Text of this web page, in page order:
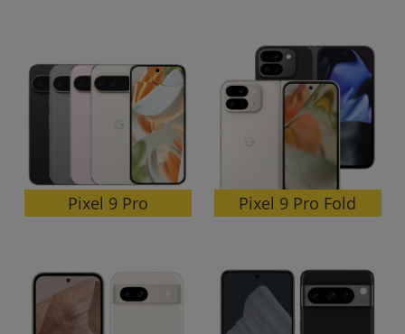
Pixel 9 Pro Pixel 9 Pro Fold
月 まで
各項目のチェックボックスは「or検索」となります。
ただし機能別のみ「and検索」となります。